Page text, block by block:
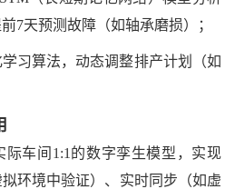
7天预测故障（如轴承磨损）；
习算法，动态调整排产计划（如
际车间1:1的数字孪生模型，实现
环境中验证）、实时同步（如虚